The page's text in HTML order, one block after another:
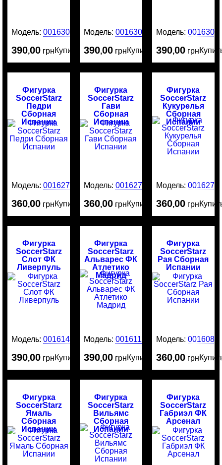
Модель:0016305
390,00 грнКупить
Модель:0016304
390,00 грнКупить
Модель: 0016303
390,00 грн
Фигурка
SoccerStarz
Педри
Сборная
Испании
Модель:0016275
360,00 грнКупить
Фигурка
SoccerStarz
Гави
Сборная
Испании
Модель:0016274
360,00 грнКупить
Фигурка
SoccerStarz
Кукурелья
Сборная
Испании
Модель: 0016273
360,00 грн
Фигурка
SoccerStarz
Слот ФК
Ливерпуль
Модель:0016141
390,00 грнКупить
Фигурка
SoccerStarz
Альварес ФК
Атлетико
Мадрид
Модель:0016111
390,00 грнКупить
Фигурка
SoccerStarz
Рая Сборная
Испании
Модель: 0016081
360,00 грн
Фигурка
SoccerStarz
Ямаль
Сборная
Испании
Фигурка
SoccerStarz
Вильямс
Сборная
Испании
Фигурка
SoccerStarz
Габриэл ФК
Арсенал